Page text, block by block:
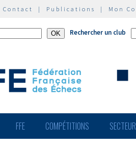
Contact | Publications | Mon
Rechercher un club
FFE COMPÉTITIONS